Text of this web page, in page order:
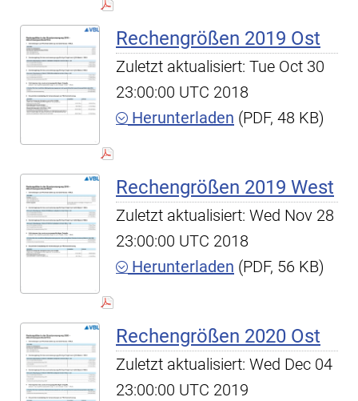
Rechengrößen 2019 Ost
Zuletzt aktualisiert: Tue Oct 30
23:00:00 UTC 2018
Herunterladen (PDF, 48 KB)
Rechengrößen 2019 West
Zuletzt aktualisiert: Wed Nov 28
23:00:00 UTC 2018
Herunterladen (PDF, 56 KB)
Rechengrößen 2020 Ost
Zuletzt aktualisiert: Wed Dec 04
23:00:00 UTC 2019